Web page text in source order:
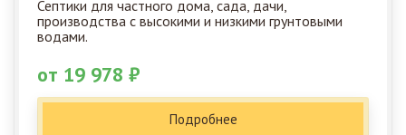
Септики для частного дома, сада, дачи,
производства с высокими и низкими грунтовыми
водами.
от 19 978 ₽
Подробнее